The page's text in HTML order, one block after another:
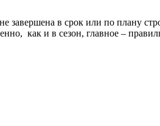
завершена в срок или по плану
как и в сезон, главное –